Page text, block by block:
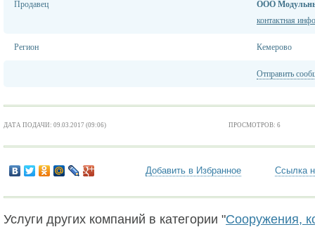
Продавец
ООО
контактная
Регион Кемерово
Отправить
ДАТА ПОДАЧИ: 09.03.2017 (09:06) ПРОСМОТРОВ: 6
Добавить в Избранное Ссылка
Услуги других компаний в категории "Сооружения,